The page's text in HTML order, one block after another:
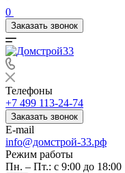
0
Заказать звонок
Телефоны
+7 499 113-24-74
Заказать звонок
E-mail
info@домстрой-33.рф
Режим работы
Пн. – Пт.: с 9:00 до 18:00